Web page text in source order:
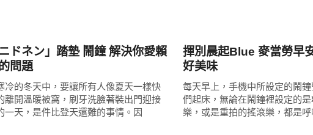
ニドネン」踏墊 鬧鐘 解決你愛賴
問題
冷的冬天中，要讓所有人像夏天一樣快
離開溫暖被窩，刷牙洗臉著裝出門迎接
一天，是件比登天還難的事情。因
揮別晨起Blue 麥當勞早
好美味
每天早上，手機中所設定的鬧
們起床，無論在鬧鐘裡設定的
樂，或是重拍的搖滾樂，都是呼